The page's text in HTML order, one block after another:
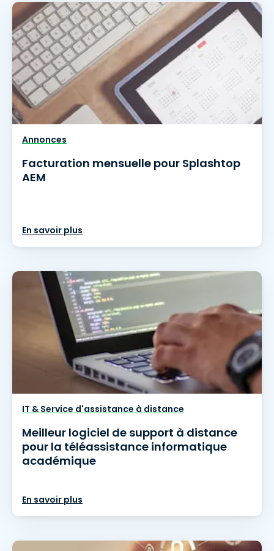
Annonces
Facturation mensuelle pour Splashtop
AEM
En savoir plus
IT & Service d'assistance à distance
Meilleur logiciel de support à distance
pour la téléassistance informatique
académique
En savoir plus